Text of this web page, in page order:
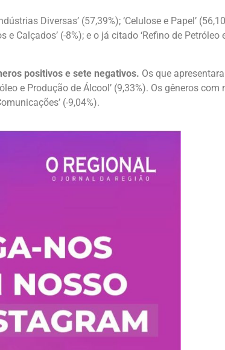
Diversas’ (57,39%); ‘Celulose e Papel’
e Calçados’ (-8%); e o já citado ‘Refino de Petróleo
positivos e sete negativos. Os que
e Produção de Álcool’ (9,33%). Os gêneros com
(-9,04%).